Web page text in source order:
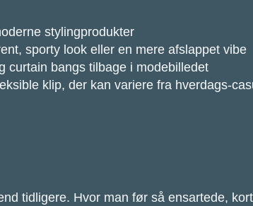
stylingprodukter
sporty look eller en mere afslappet vibe
curtain bangs tilbage i modebilledet
klip, der kan variere fra hverdags-
tidligere. Hvor man før så ensartede,